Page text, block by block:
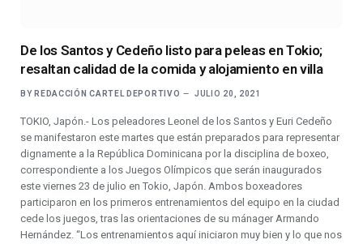
De los Santos y Cedeño listo para peleas en Tokio;
resaltan calidad de la comida y alojamiento en villa
BY REDACCIÓN CARTEL DEPORTIVO JULIO 20, 2021
TOKIO, Japón.- Los peleadores Leonel de los Santos y Euri Cedeño
se manifestaron este martes que están preparados para representar
dignamente a la República Dominicana por la disciplina de boxeo,
correspondiente a los Juegos Olímpicos que serán inaugurados
este viernes 23 de julio en Tokio, Japón. Ambos boxeadores
participaron en los primeros entrenamientos del equipo en la ciudad
cede los juegos, tras las orientaciones de su mánager Armando
Hernández. “Los entrenamientos aquí iniciaron muy bien y lo que nos